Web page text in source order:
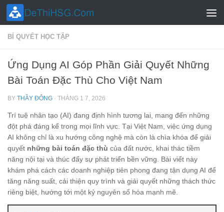
Skip to content
BÍ QUYẾT HỌC TẬP
Ứng Dụng AI Góp Phần Giải Quyết Những
Bài Toán Đặc Thù Cho Việt Nam
BY THẦY ĐÔNG · THÁNG 1 7, 2026
Trí tuệ nhân tạo (AI) đang định hình tương lai, mang đến những
đột phá đáng kể trong mọi lĩnh vực. Tại Việt Nam, việc ứng dụng
AI không chỉ là xu hướng công nghệ mà còn là chìa khóa để giải
quyết những bài toán đặc thù của đất nước, khai thác tiềm
năng nội tại và thúc đẩy sự phát triển bền vững. Bài viết này
khám phá cách các doanh nghiệp tiên phong đang tận dụng AI để
tăng năng suất, cải thiện quy trình và giải quyết những thách thức
riêng biệt, hướng tới một kỷ nguyên số hóa mạnh mẽ.